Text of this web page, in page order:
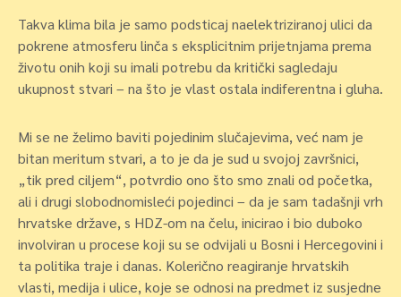
Takva klima bila je samo podsticaj naelektriziranoj ulici da
pokrene atmosferu linča s eksplicitnim prijetnjama prema
životu onih koji su imali potrebu da kritički sagledaju
ukupnost stvari – na što je vlast ostala indiferentna i gluha.
Mi se ne želimo baviti pojedinim slučajevima, već nam je
bitan meritum stvari, a to je da je sud u svojoj završnici,
„tik pred ciljem“, potvrdio ono što smo znali od početka,
ali i drugi slobodnomisleći pojedinci – da je sam tadašnji vrh
hrvatske države, s HDZ-om na čelu, inicirao i bio duboko
involviran u procese koji su se odvijali u Bosni i Hercegovini i
ta politika traje i danas. Kolerično reagiranje hrvatskih
vlasti, medija i ulice, koje se odnosi na predmet iz susjedne